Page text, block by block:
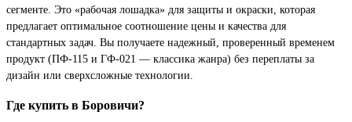
сегменте. Это «рабочая лошадка» для защиты и окраски, которая
предлагает оптимальное соотношение цены и качества для
стандартных задач. Вы получаете надежный, проверенный временем
продукт (ПФ-115 и ГФ-021 — классика жанра) без переплаты за
дизайн или сверхсложные технологии.
Где купить в Боровичи?